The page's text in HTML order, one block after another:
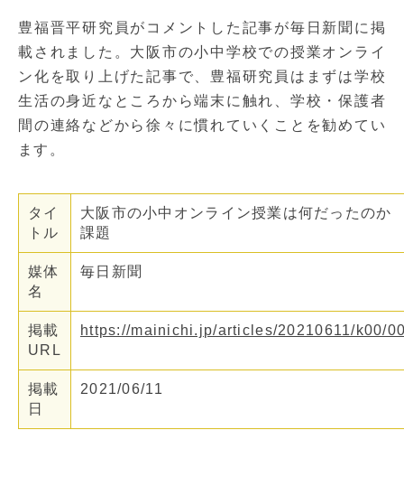
豊福晋平研究員がコメントした記事が毎日新聞に掲
載されました。大阪市の小中学校での授業オンライ
ン化を取り上げた記事で、豊福研究員はまずは学校
生活の身近なところから端末に触れ、学校・保護者
間の連絡などから徐々に慣れていくことを勧めてい
ます。
タイ
トル
大阪市の小中オンライン授業は何だったの
課題
媒体
名
毎日新聞
掲載
URL
https://mainichi.jp/articles/20210611/k00/
掲載
日
2021/06/11